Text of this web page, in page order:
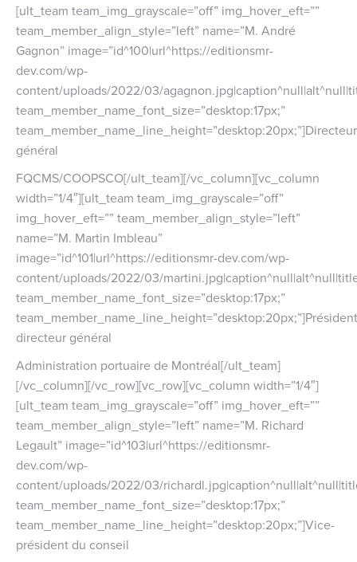
[ult_team team_img_grayscale=”off” img_hover_eft=””
team_member_align_style=”left” name=”M. André
Gagnon” image=”id^100|url^https://editionsmr-
dev.com/wp-
content/uploads/2022/03/
team_member_name_font_size=”desktop:17px;”
team_member_name_line_height=”desktop:20px;”]Directeur
général
FQCMS/COOPSCO[/ult_team][/vc_column][vc_column
width=”1/4″][ult_team team_img_grayscale=”off”
img_hover_eft=”” team_member_align_style=”left”
name=”M. Martin Imbleau”
image=”id^101|url^https://editionsmr-dev.com/wp-
content/uploads/2022/03/
team_member_name_font_size=”desktop:17px;”
directeur général
Administration portuaire de Montréal[/ult_team]
[/vc_column][/vc_row][vc_row][vc_column width=”1/4″]
[ult_team team_img_grayscale=”off” img_hover_eft=””
team_member_align_style=”left” name=”M. Richard
Legault” image=”id^103|url^https://editionsmr-
dev.com/wp-
content/uploads/2022/03/
team_member_name_font_size=”desktop:17px;”
team_member_name_line_height=”desktop:20px;”]Vice-
président du conseil